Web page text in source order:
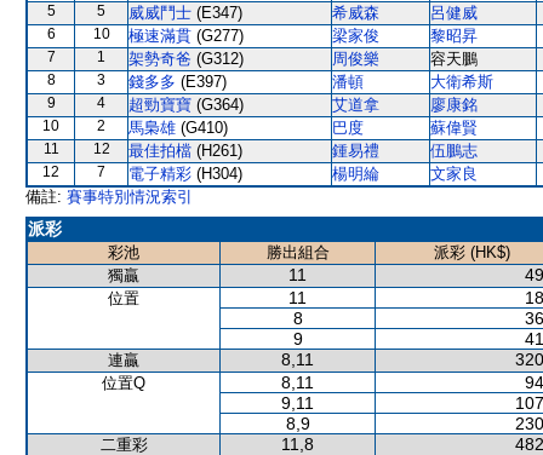
5 5 威威鬥士 (E347) 希威森 呂健威
6 10 極速滿貫 (G277) 梁家俊 黎昭昇
7 1 架勢奇爸 (G312) 周俊樂 容天鵬
8 3 錢多多 (E397) 潘頓 大衛希斯
9 4 超勁寶寶 (G364) 艾道拿 廖康銘
10 2 馬梟雄 (G410) 巴度 蘇偉賢
11 12 最佳拍檔 (H261) 鍾易禮 伍鵬志
12 7 電子精彩 (H304) 楊明綸
文家良
備註: 賽事特別情況索引
派彩
彩池 勝出組合
派彩 (HK$)
獨贏
11
位置 11
8
9
連贏 8,11
位置Q 8,11
9,11
8,9
二重彩 11,8